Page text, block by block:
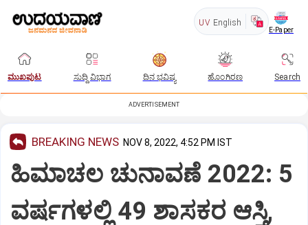
UV English
E-Paper
ಮುಖಪುಟ ಸುದ್ದಿ ವಿಭಾಗ ದಿನ ಭವಿಷ್ಯ ಹೊಂಗಿರಣ Search
ADVERTISEMENT
BREAKING NEWS NOV 8, 2022, 4:52 PM IST
ಹಿಮಾಚಲ ಚುನಾವಣೆ 2022: 5
ವರ್ಷಗಳಲ್ಲಿ 49 ಶಾಸಕರ ಆಸ್ತಿ,